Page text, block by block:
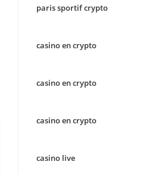
paris sportif crypto
casino en crypto
casino en crypto
casino en crypto
casino live